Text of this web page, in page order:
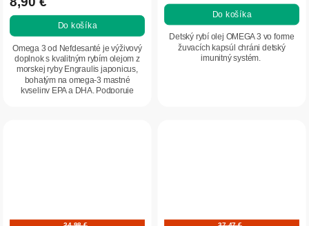
Do košíka
Omega 3 od Nefdesanté je výživový
doplnok s kvalitným rybím olejom z
morskej ryby Engraulis japonicus,
bohatým na omega-3 mastné
kyseliny EPA a DHA. Podporuje
je
5,0
hviezdičiek.
Do košíka
Detský rybí olej OMEGA 3 vo forme
žuvacích kapsúl chráni detský
imunitný systém.